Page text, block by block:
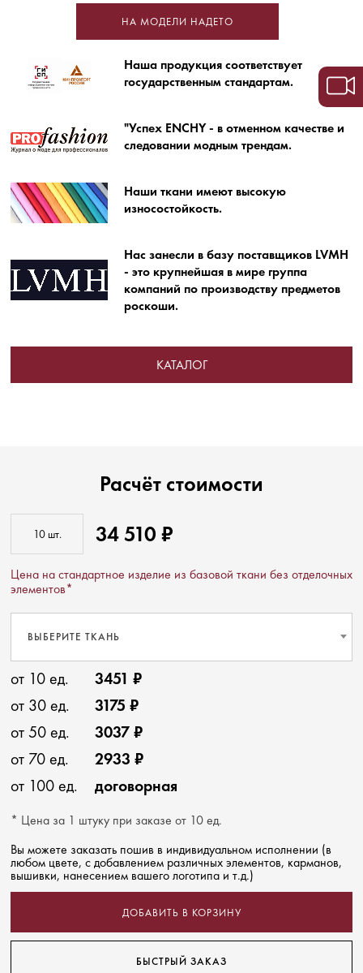
НА МОДЕЛИ НАДЕТО
Наша продукция соответствует
государственным стандартам.
"Успех ENCHY - в отменном качестве и
следовании модным трендам.
Наши ткани имеют высокую
износостойкость.
Нас занесли в базу поставщиков LVMH
- это крупнейшая в мире группа
компаний по производству предметов
роскоши.
КАТАЛОГ
Расчёт стоимости
34 510 ₽
Цена на стандартное изделие из базовой ткани без отделочных
элементов*
ВЫБЕРИТЕ ТКАНЬ
от 10 ед.
3451 ₽
от 30 ед.
3175 ₽
от 50 ед.
3037 ₽
от 70 ед.
2933 ₽
от 100 ед.
договорная
* Цена за 1 штуку при заказе от 10 ед.
Вы можете заказать пошив в индивидуальном исполнении (в
любом цвете, с добавлением различных элементов, карманов,
вышивки, нанесением вашего логотипа и т.д.)
ДОБАВИТЬ В КОРЗИНУ
БЫСТРЫЙ ЗАКАЗ